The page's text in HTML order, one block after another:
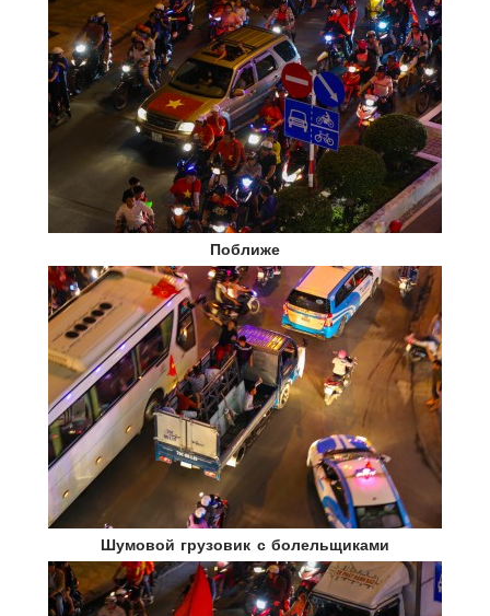
Поближе
Шумовой грузовик с болельщиками